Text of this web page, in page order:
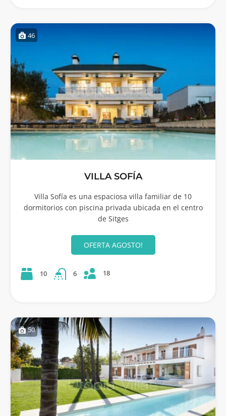
46
VILLA SOFÍA
Villa Sofía es una espaciosa villa familiar de 10
dormitorios con piscina privada ubicada en el centro
de Sitges
OFERTA AGOSTO!
10 6 18
50